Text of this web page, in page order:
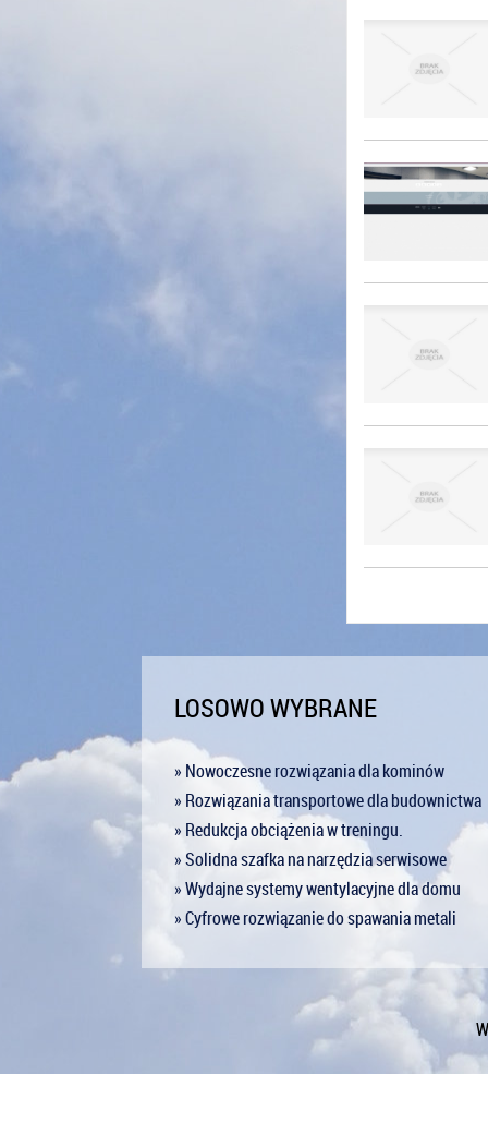
LOSOWO WYBRANE
» Nowoczesne rozwiązania dla kominów
» Rozwiązania transportowe dla budownictwa
» Redukcja obciążenia w treningu.
» Solidna szafka na narzędzia serwisowe
» Wydajne systemy wentylacyjne dla domu
» Cyfrowe rozwiązanie do spawania metali